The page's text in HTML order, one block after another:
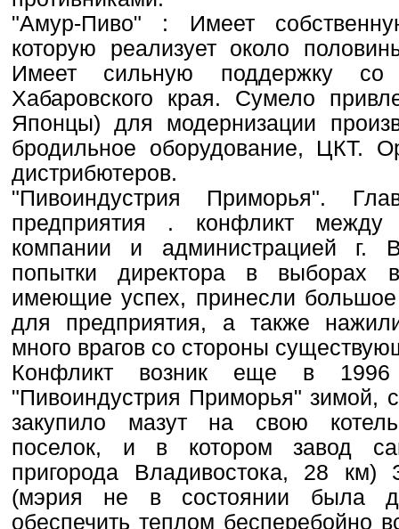
"Амур-Пиво" : Имеет
которую реализует около
Имеет сильную поддержку со
Хабаровского края. Сумело
Японцы) для модернизации
бродильное оборудование, ЦКТ.
дистрибютеров.
"Пивоиндустрия Приморья".
предприятия . конфликт между
компании и администрацией г.
попытки директора в выборах
имеющие успех, принесли большое
для предприятия, а также
много врагов со стороны
Конфликт возник еще в
"Пивоиндустрия Приморья" зимой,
закупило мазут на свою
поселок, и в котором завод
пригорода Владивостока, 28 км)
(мэрия не в состоянии была
обеспечить теплом бесперебойно